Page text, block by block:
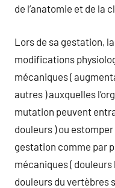
de l’anatomie et de la
Lors de sa gestation,
modifications
mécaniques (
autres ) auxquelles
mutation peuvent
douleurs ) ou
gestation comme par
mécaniques (
douleurs du vertèbres